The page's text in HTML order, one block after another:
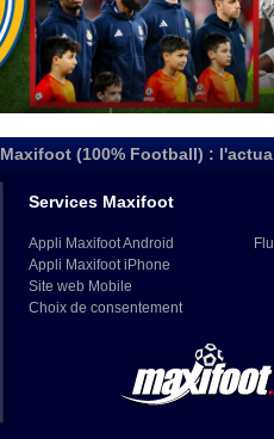
Maxifoot (100% Football) :
Services Maxifoot
Appli Maxifoot Android
Appli Maxifoot iPhone
Site web Mobile
Choix de consentement